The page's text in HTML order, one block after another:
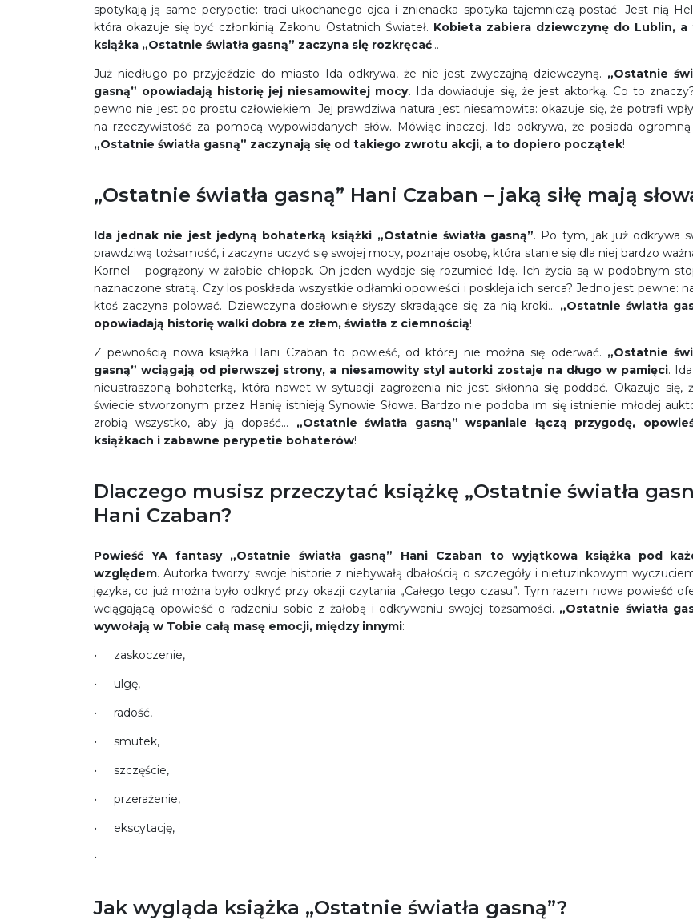
spotykają ją same perypetie: traci ukochanego ojca i znienacka spotyka tajemniczą postać. Jest nią
która okazuje się być członkinią Zakonu Ostatnich Świateł. Kobieta zabiera dziewczynę do Lublin, a
książka „Ostatnie światła gasną” zaczyna się rozkręcać…
Już niedługo po przyjeździe do miasto Ida odkrywa, że nie jest zwyczajną dziewczyną. „Ostatnie
gasną” opowiadają historię jej niesamowitej mocy. Ida dowiaduje się, że jest aktorką. Co to
pewno nie jest po prostu człowiekiem. Jej prawdziwa natura jest niesamowita: okazuje się, że potrafi
na rzeczywistość za pomocą wypowiadanych słów. Mówiąc inaczej, Ida odkrywa, że posiada ogromną
„Ostatnie światła gasną” zaczynają się od takiego zwrotu akcji, a to dopiero początek!
„Ostatnie światła gasną” Hani Czaban – jaką siłę mają
Ida jednak nie jest jedyną bohaterką książki „Ostatnie światła gasną”. Po tym, jak już odkrywa
prawdziwą tożsamość, i zaczyna uczyć się swojej mocy, poznaje osobę, która stanie się dla niej bardzo
Kornel – pogrążony w żałobie chłopak. On jeden wydaje się rozumieć Idę. Ich życia są w podobnym
naznaczone stratą. Czy los poskłada wszystkie odłamki opowieści i poskleja ich serca? Jedno jest pewne:
ktoś zaczyna polować. Dziewczyna dosłownie słyszy skradające się za nią kroki… „Ostatnie światła
opowiadają historię walki dobra ze złem, światła z ciemnością!
Z pewnością nowa książka Hani Czaban to powieść, od której nie można się oderwać. „Ostatnie
gasną” wciągają od pierwszej strony, a niesamowity styl autorki zostaje na długo w pamięci.
nieustraszoną bohaterką, która nawet w sytuacji zagrożenia nie jest skłonna się poddać. Okazuje się,
świecie stworzonym przez Hanię istnieją Synowie Słowa. Bardzo nie podoba im się istnienie młodej
zrobią wszystko, aby ją dopaść… „Ostatnie światła gasną” wspaniale łączą przygodę,
książkach i zabawne perypetie bohaterów!
Dlaczego musisz przeczytać książkę „Ostatnie światła
Hani Czaban?
Powieść YA fantasy „Ostatnie światła gasną” Hani Czaban to wyjątkowa książka pod
względem. Autorka tworzy swoje historie z niebywałą dbałością o szczegóły i nietuzinkowym
języka, co już można było odkryć przy okazji czytania „Całego tego czasu”. Tym razem nowa powieść
wciągającą opowieść o radzeniu sobie z żałobą i odkrywaniu swojej tożsamości. „Ostatnie światła
wywołają w Tobie całą masę emocji, między innymi:
zaskoczenie,
ulgę,
radość,
smutek,
szczęście,
przerażenie,
ekscytację,
Jak wygląda książka „Ostatnie światła gasną”?